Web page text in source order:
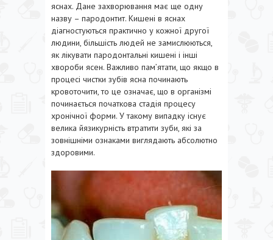
яснах. Дане захворювання має ще одну
назву – пародонтит. Кишені в яснах
діагностуються практично у кожної другої
людини, більшість людей не замислюються,
як лікувати пародонтальні кишені і інші
хвороби ясен. Важливо пам’ятати, що якщо в
процесі чистки зубів ясна починають
кровоточити, то це означає, що в організмі
починається початкова стадія процесу
хронічної форми. У такому випадку існує
велика йязикурність втратити зуби, які за
зовнішніми ознаками виглядають абсолютно
здоровими.